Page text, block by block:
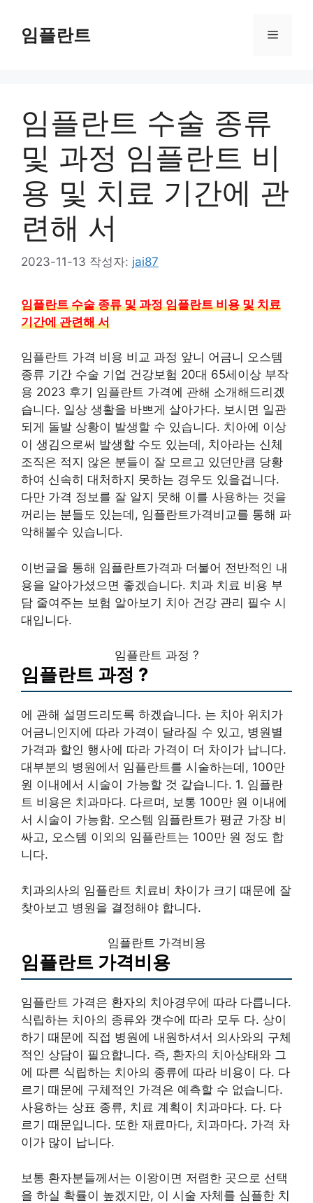
임플란트 메
임플란트 수술 종류
및 과정 임플란트 비
용 및 치료 기간에 관
련해 서
2023-11-13 작성자: jai87
임플란트 수술 종류 및 과정 임플란트 비용 및 치료
기간에 관련해 서
임플란트 가격 비용 비교 과정 앞니 어금니 오스템
종류 기간 수술 기업 건강보험 20대 65세이상 부작
용 2023 후기 임플란트 가격에 관해 소개해드리겠
습니다. 일상 생활을 바쁘게 살아가다. 보시면 일관
되게 돌발 상황이 발생할 수 있습니다. 치아에 이상
이 생김으로써 발생할 수도 있는데, 치아라는 신체
조직은 적지 않은 분들이 잘 모르고 있던만큼 당황
하여 신속히 대처하지 못하는 경우도 있을겁니다.
다만 가격 정보를 잘 알지 못해 이를 사용하는 것을
꺼리는 분들도 있는데, 임플란트가격비교를 통해 파
악해볼수 있습니다.
이번글을 통해 임플란트가격과 더불어 전반적인 내
용을 알아가셨으면 좋겠습니다. 치과 치료 비용 부
담 줄여주는 보험 알아보기 치아 건강 관리 필수 시
대입니다.
임플란트 과정 ?
임플란트 과정 ?
에 관해 설명드리도록 하겠습니다. 는 치아 위치가
어금니인지에 따라 가격이 달라질 수 있고, 병원별
가격과 할인 행사에 따라 가격이 더 차이가 납니다.
대부분의 병원에서 임플란트를 시술하는데, 100만
원 이내에서 시술이 가능할 것 같습니다. 1. 임플란
트 비용은 치과마다. 다르며, 보통 100만 원 이내에
서 시술이 가능함. 오스템 임플란트가 평균 가장 비
싸고, 오스템 이외의 임플란트는 100만 원 정도 합
니다.
치과의사의 임플란트 치료비 차이가 크기 때문에 잘
찾아보고 병원을 결정해야 합니다.
임플란트 가격비용
임플란트 가격비용
임플란트 가격은 환자의 치아경우에 따라 다릅니다.
식립하는 치아의 종류와 갯수에 따라 모두 다. 상이
하기 때문에 직접 병원에 내원하셔서 의사와의 구체
적인 상담이 필요합니다. 즉, 환자의 치아상태와 그
에 따른 식립하는 치아의 종류에 따라 비용이 다. 다
르기 때문에 구체적인 가격은 예측할 수 없습니다.
사용하는 상표 종류, 치료 계획이 치과마다. 다. 다
르기 때문입니다. 또한 재료마다, 치과마다. 가격 차
이가 많이 납니다.
보통 환자분들께서는 이왕이면 저렴한 곳으로 선택
을 하실 확률이 높겠지만, 이 시술 자체를 심플한 치